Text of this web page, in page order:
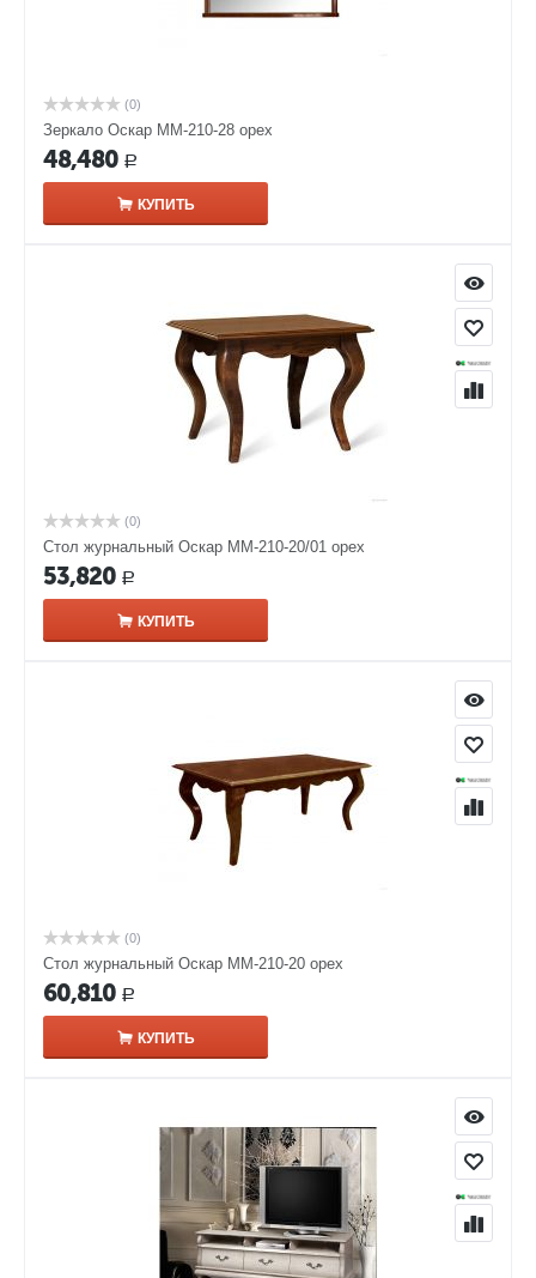
(0)
Зеркало Оскар ММ-210-28 орех
48,480 Р
КУПИТЬ
(0)
Стол журнальный Оскар ММ-210-20/01 орех
53,820 Р
КУПИТЬ
(0)
Стол журнальный Оскар ММ-210-20 орех
60,810 Р
КУПИТЬ